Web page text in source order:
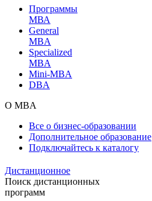
Программы
МВА
General
MBA
Specialized
MBA
Mini-MBA
DBA
О MBA
Все о бизнес-образовании
Дополнительное образование
Подключайтесь к каталогу
Дистанционное
Поиск дистанционных
программ